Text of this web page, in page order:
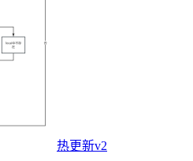
热更新v2